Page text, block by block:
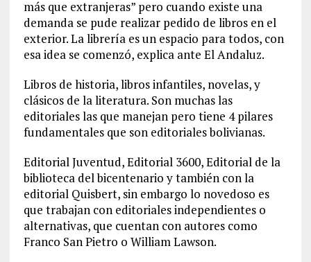
más que extranjeras” pero cuando existe una
demanda se pude realizar pedido de libros en el
exterior. La librería es un espacio para todos, con
esa idea se comenzó, explica ante El Andaluz.
Libros de historia, libros infantiles, novelas, y
clásicos de la literatura. Son muchas las
editoriales las que manejan pero tiene 4 pilares
fundamentales que son editoriales bolivianas.
Editorial Juventud, Editorial 3600, Editorial de la
biblioteca del bicentenario y también con la
editorial Quisbert, sin embargo lo novedoso es
que trabajan con editoriales independientes o
alternativas, que cuentan con autores como
Franco San Pietro o William Lawson.